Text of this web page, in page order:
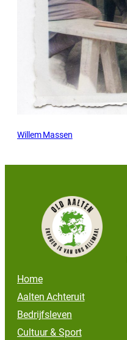
Willem Massen
Home
Aalten Achteruit
Bedrijfsleven
Cultuur & Sport